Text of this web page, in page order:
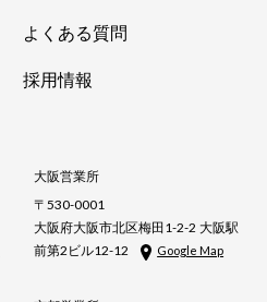
よくある質問
採用情報
大阪営業所
〒530-0001
大阪府大阪市北区梅田1-2-2 大阪駅
前第2ビル12-12
Google Map